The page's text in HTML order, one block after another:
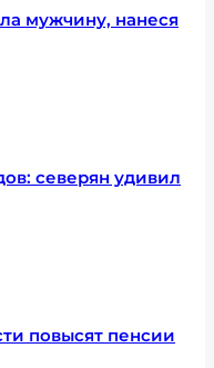
мужчину, нанеся
северян удивил
повысят пенсии